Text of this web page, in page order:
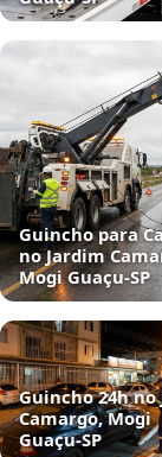
Guincho para
no Jardim
Mogi Guaçu‑SP
Guincho 24h no
Camargo, Mogi
Guaçu‑SP